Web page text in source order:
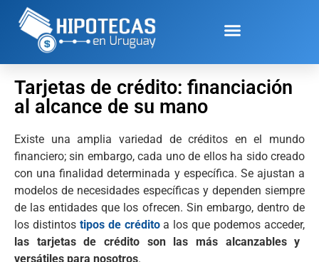
Tarjetas de crédito: financiación
al alcance de su mano
Existe una amplia variedad de créditos en el mundo
financiero; sin embargo, cada uno de ellos ha sido creado
con una finalidad determinada y específica. Se ajustan a
modelos de necesidades específicas y dependen siempre
de las entidades que los ofrecen. Sin embargo, dentro de
los distintostipos de créditoa los que podemos acceder,
las tarjetas de crédito son las más alcanzables y
versátiles para nosotros.